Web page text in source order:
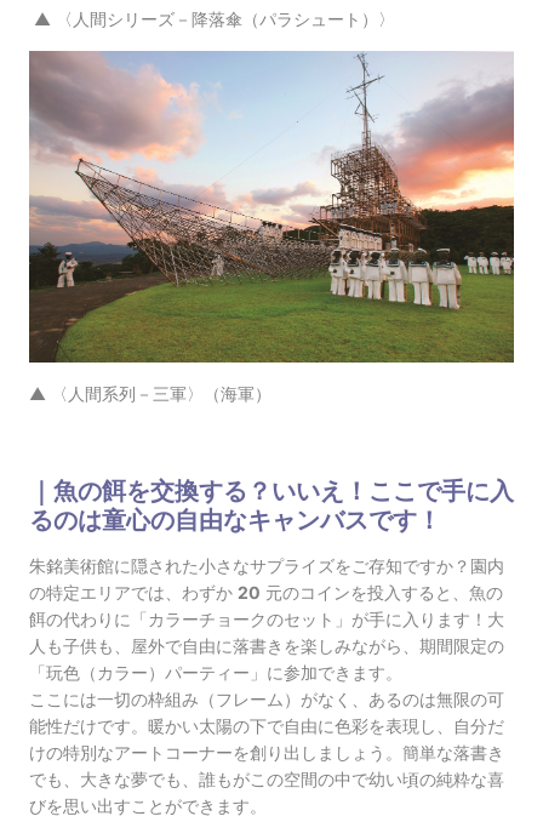
▲ 〈人間シリーズ－降落傘（パラシュート）〉
▲ 〈人間系列－三軍〉（海軍）
｜魚の餌を交換する？いいえ！ここで手に入
るのは童心の自由なキャンバスです！
朱銘美術館に隠された小さなサプライズをご存知ですか？園内
の特定エリアでは、わずか 20 元のコインを投入すると、魚の
餌の代わりに「カラーチョークのセット」が手に入ります！大
人も子供も、屋外で自由に落書きを楽しみながら、期間限定の
「玩色（カラー）パーティー」に参加できます。
ここには一切の枠組み（フレーム）がなく、あるのは無限の可
能性だけです。暖かい太陽の下で自由に色彩を表現し、自分だ
けの特別なアートコーナーを創り出しましょう。簡単な落書き
でも、大きな夢でも、誰もがこの空間の中で幼い頃の純粋な喜
びを思い出すことができます。